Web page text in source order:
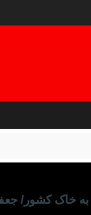
خاک کشور/